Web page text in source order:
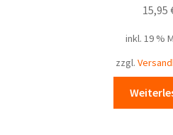
15,95
inkl. 19 %
zzgl.